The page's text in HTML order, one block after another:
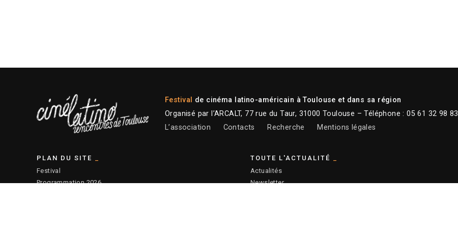
Festival de cinéma latino-américain à Toulouse et dans sa région
Organisé par l’ARCALT, 77 rue du Taur, 31000 Toulouse – Téléphone : 05 61 32 98 83
L’association
Contacts Recherche Mentions légales
PLAN DU SITE
Festival
Programmation 2026
TOUTE L'ACTUALITÉ
Actualités
Newsletter